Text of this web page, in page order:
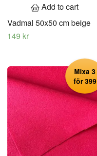
Add to cart
Vadmal 50x50 cm beige
149 kr
Mixa 3
för 399